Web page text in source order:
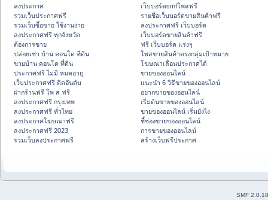
ลงประกาศ
รวมเว็บประกาศฟรี
รวมเว็บซื้อขาย ใช้งานง่าย
ลงประกาศฟรี ทุกจังหวัด
ต้องการขาย
ปล่อยเช่า บ้าน คอนโด ที่ดิน
ขายบ้าน คอนโด ที่ดิน
ประกาศฟรี ไม่มี หมดอายุ
เว็บประกาศฟรี ติดอันดับ
ฝากร้านฟรี โพ ส ฟรี
ลงประกาศฟรี กรุงเทพ
ลงประกาศฟรี ทั่วไทย
ลงประกาศโฆษณาฟรี
ลงประกาศฟรี 2023
รวมเว็บลงประกาศฟรี
เว็บบอร์ดsmfโพสฟรี
รายชื่อเว็บบอร์ดขายสินค้าฟรี
ลงประกาศฟรี เว็บบอร์ด
เว็บบอร์ดขายสินค้าฟรี
ฟรี เว็บบอร์ด แรงๆ
โพสขายสินค้าตรงกลุ่มเป้าหมาย
โฆษณาเลื่อนประกาศได้
ขายของออนไลน์
แนะนำ 6 วิธีขายของออนไลน์
อยากขายของออนไลน์
เริ่มต้นขายของออนไลน์
ขายของออนไลน์ เริ่มยังไง
ชี้ช่องขายของออนไลน์
การขายของออนไลน์
สร้างเว็บฟรีประกาศ
SMF 2.0.18